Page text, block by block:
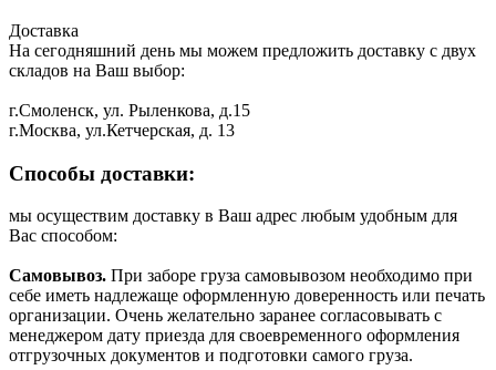
Доставка
На сегодняшний день мы можем предложить доставку с двух
складов на Ваш выбор:
г.Смоленск, ул. Рыленкова, д.15
г.Москва, ул.Кетчерская, д. 13
Способы доставки:
мы осуществим доставку в Ваш адрес любым удобным для
Вас способом:
Самовывоз. При заборе груза самовывозом необходимо при
себе иметь надлежаще оформленную доверенность или печать
организации. Очень желательно заранее согласовывать с
менеджером дату приезда для своевременного оформления
отгрузочных документов и подготовки самого груза.